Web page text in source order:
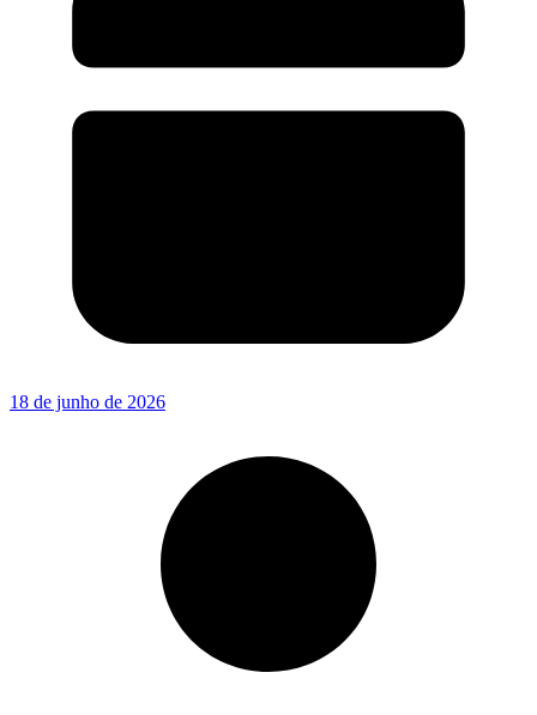
18 de junho de 2026